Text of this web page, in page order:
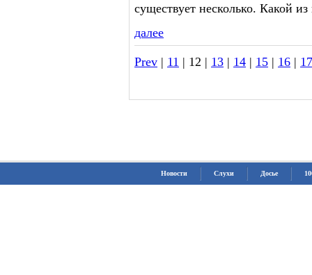
существует несколько. Какой
далее
Prev | 11 | 12 | 13 | 14 | 15 | 16 | 17
Новости Слухи Досье